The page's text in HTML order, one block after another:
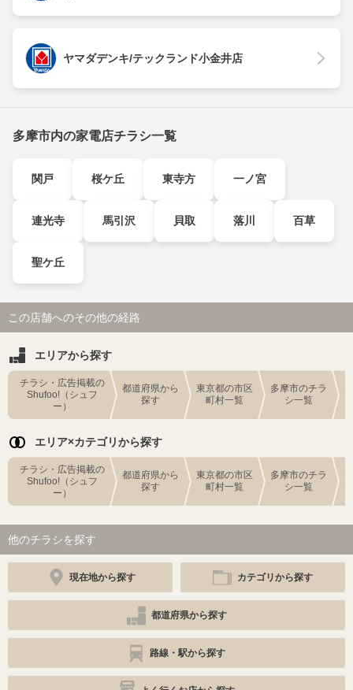
ヤマダデンキ/テックランド小金井店
多摩市内の家電店チラシ一覧
関戸 桜ケ丘 東寺方 一ノ宮
連光寺 馬引沢 貝取 落川 百草
聖ケ丘
この店舗へのその他の経路
エリアから探す
チラシ・広告掲載の
Shufoo!（シュフ
ー）
都道府県から
探す
東京都の市区
町村一覧
多摩市のチラ
シ一覧
エリア×カテゴリから探す
チラシ・広告掲載の
Shufoo!（シュフ
ー）
都道府県から
探す
東京都の市区
町村一覧
多摩市のチラ
シ一覧
他のチラシを探す
現在地から探す カテゴリから探す
都道府県から探す
路線・駅から探す